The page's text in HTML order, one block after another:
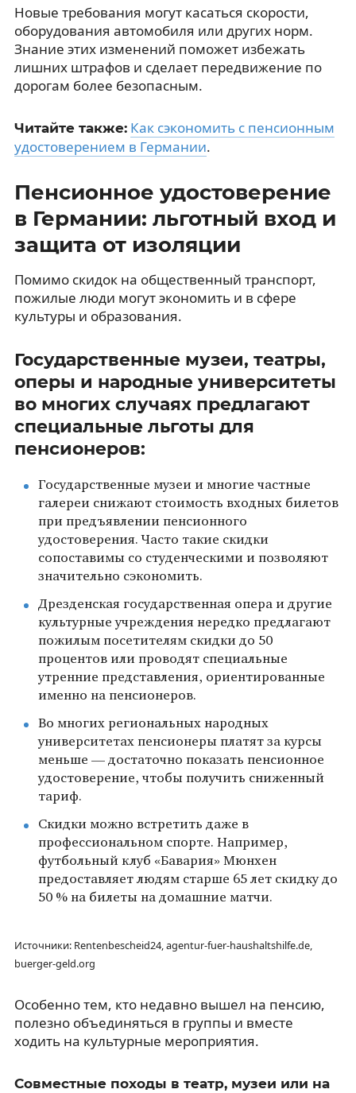
Новые требования могут касаться скорости,
оборудования автомобиля или других норм.
Знание этих изменений поможет избежать
лишних штрафов и сделает передвижение по
дорогам более безопасным.
Читайте также: Как сэкономить с пенсионным
удостоверением в Германии.
Пенсионное удостоверение
в Германии: льготный вход и
защита от изоляции
Помимо скидок на общественный транспорт,
пожилые люди могут экономить и в сфере
культуры и образования.
Государственные музеи, театры,
оперы и народные университеты
во многих случаях предлагают
специальные льготы для
пенсионеров:
Государственные музеи и многие частные
галереи снижают стоимость входных билетов
при предъявлении пенсионного
удостоверения. Часто такие скидки
сопоставимы со студенческими и позволяют
значительно сэкономить.
Дрезденская государственная опера и другие
культурные учреждения нередко предлагают
пожилым посетителям скидки до 50
процентов или проводят специальные
утренние представления, ориентированные
именно на пенсионеров.
Во многих региональных народных
университетах пенсионеры платят за курсы
меньше — достаточно показать пенсионное
удостоверение, чтобы получить сниженный
тариф.
Скидки можно встретить даже в
профессиональном спорте. Например,
футбольный клуб «Бавария» Мюнхен
предоставляет людям старше 65 лет скидку до
50 % на билеты на домашние матчи.
Источники: Rentenbescheid24, agentur-fuer-haushaltshilfe.de,
buerger-geld.org
Особенно тем, кто недавно вышел на пенсию,
полезно объединяться в группы и вместе
ходить на культурные мероприятия.
Совместные походы в театр, музеи или на